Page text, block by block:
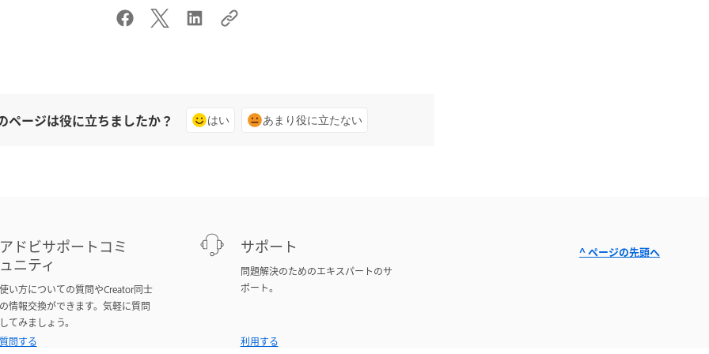
ページは役に立ちましたか？ はい あまり役に立たない
ドビサポートコミ
ニティ
い方についての質問やCreator同士
情報交換ができます。気軽に質問
てみましょう。
問する
サポート
問題解決のためのエキスパートのサ
ポート。
利用する
^ ページの先頭へ